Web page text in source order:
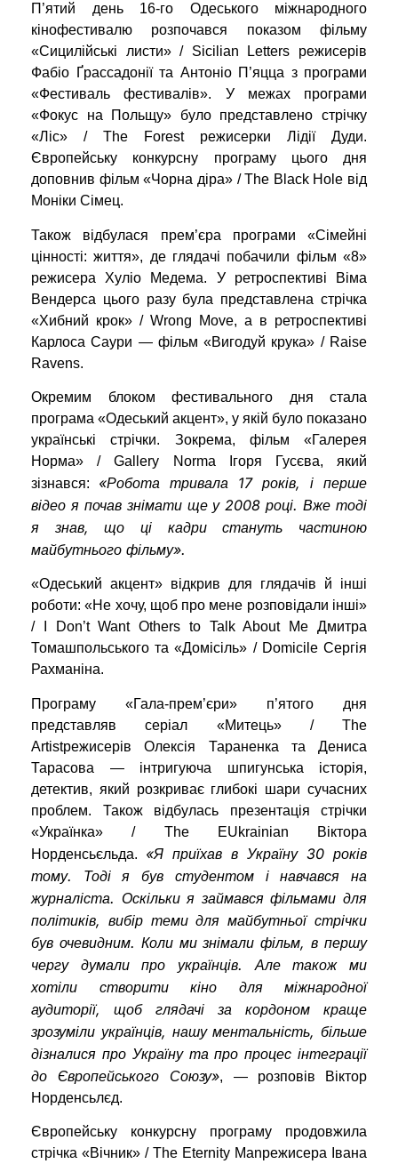
П’ятий день 16-го Одеського міжнародного
кінофестивалю розпочався показом фільму
«Сицилійські листи» / Sicilian Letters режисерів
Фабіо Ґрассадонії та Антоніо П’яцца з програми
«Фестиваль фестивалів». У межах програми
«Фокус на Польщу» було представлено стрічку
«Ліс» / The Forest режисерки Лідії Дуди.
Європейську конкурсну програму цього дня
доповнив фільм «Чорна діра» / The Black Hole від
Моніки Сімец.
Також відбулася прем’єра програми «Сімейні
цінності: життя», де глядачі побачили фільм «8»
режисера Хуліо Медема. У ретроспективі Віма
Вендерса цього разу була представлена стрічка
«Хибний крок» / Wrong Move, а в ретроспективі
Карлоса Саури — фільм «Вигодуй крука» / Raise
Ravens.
Окремим блоком фестивального дня стала
програма «Одеський акцент», у якій було показано
українські стрічки. Зокрема, фільм «Галерея
Норма» / Gallery Norma Ігоря Гусєва, який
зізнався: «Робота тривала 17 років, і перше
відео я почав знімати ще у 2008 році. Вже тоді
я знав, що ці кадри стануть частиною
майбутнього фільму».
«Одеський акцент» відкрив для глядачів й інші
роботи: «Не хочу, щоб про мене розповідали інші»
/ I Don’t Want Others to Talk About Me Дмитра
Томашпольського та «Домісіль» / Domicile Сергія
Рахманіна.
Програму «Гала-прем’єри» п’ятого дня
представляв серіал «Митець» / The
Artistрежисерів Олексія Тараненка та Дениса
Тарасова — інтригуюча шпигунська історія,
детектив, який розкриває глибокі шари сучасних
проблем. Також відбулась презентація стрічки
«Українка» / The EUkrainian Віктора
Норденсьєльда. «Я приїхав в Україну 30 років
тому. Тоді я був студентом і навчався на
журналіста. Оскільки я займався фільмами для
політиків, вибір теми для майбутньої стрічки
був очевидним. Коли ми знімали фільм, в першу
чергу думали про українців. Але також ми
хотіли створити кіно для міжнародної
аудиторії, щоб глядачі за кордоном краще
зрозуміли українців, нашу ментальність, більше
дізналися про Україну та про процес інтеграції
до Європейського Союзу», — розповів Віктор
Норденсьлєд.
Європейську конкурсну програму продовжила
стрічка «Вічник» / The Eternity Manрежисера Івана